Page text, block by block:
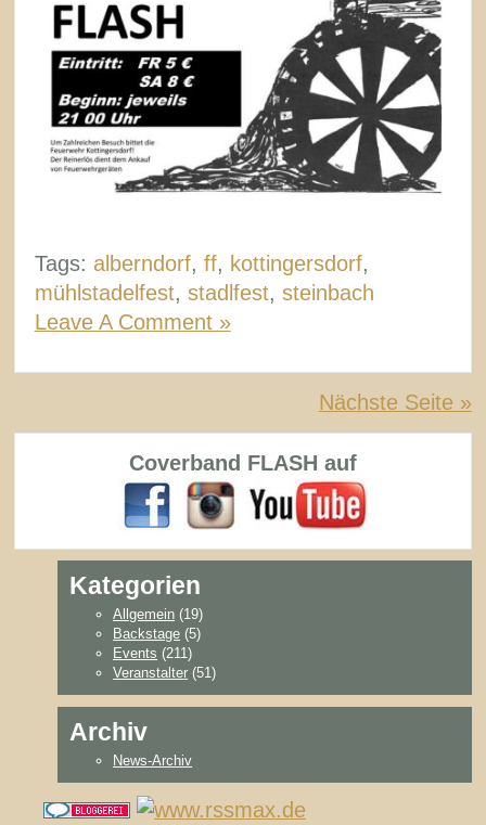
Tags: alberndorf, ff, kottingersdorf,
mühlstadelfest, stadlfest, steinbach
Leave A Comment »
Nächste Seite »
Coverband FLASH auf
Kategorien
Allgemein (19)
Backstage (5)
Events (211)
Veranstalter (51)
Archiv
News-Archiv